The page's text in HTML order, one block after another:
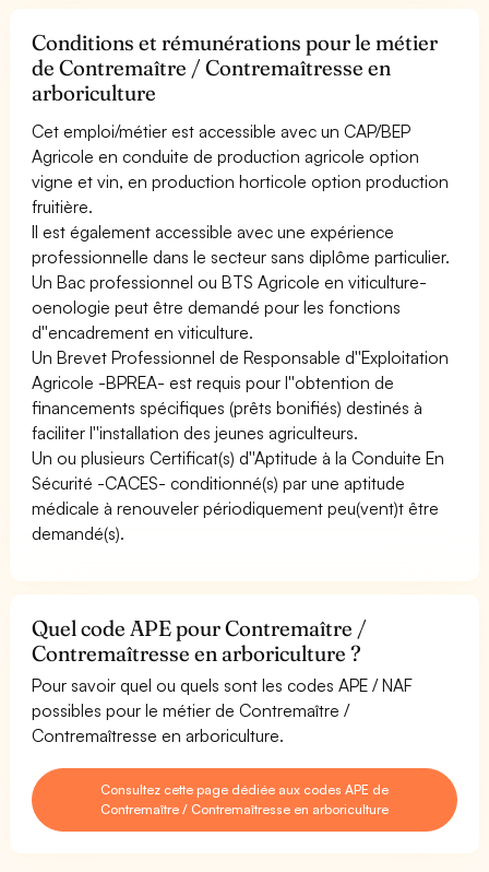
Conditions et rémunérations pour le métier
de Contremaître / Contremaîtresse en
arboriculture
Cet emploi/métier est accessible avec un CAP/BEP
Agricole en conduite de production agricole option
vigne et vin, en production horticole option production
fruitière.
Il est également accessible avec une expérience
professionnelle dans le secteur sans diplôme particulier.
Un Bac professionnel ou BTS Agricole en viticulture-
oenologie peut être demandé pour les fonctions
d''encadrement en viticulture.
Un Brevet Professionnel de Responsable d''Exploitation
Agricole -BPREA- est requis pour l''obtention de
financements spécifiques (prêts bonifiés) destinés à
faciliter l''installation des jeunes agriculteurs.
Un ou plusieurs Certificat(s) d''Aptitude à la Conduite En
Sécurité -CACES- conditionné(s) par une aptitude
médicale à renouveler périodiquement peu(vent)t être
demandé(s).
Quel code APE pour Contremaître /
Contremaîtresse en arboriculture ?
Pour savoir quel ou quels sont les codes APE / NAF
possibles pour le métier de Contremaître /
Contremaîtresse en arboriculture.
Consultez cette page dédiée aux codes APE de
Contremaître / Contremaîtresse en arboriculture